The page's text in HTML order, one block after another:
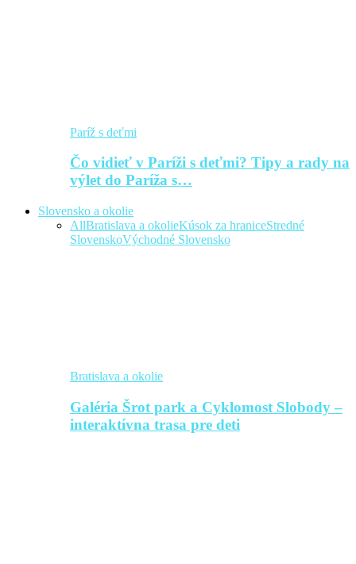
Paríž s deťmi
Čo vidieť v Paríži s deťmi? Tipy a rady na
výlet do Paríža s…
Slovensko a okolie
AllBratislava a okolieKúsok za hraniceStredné
SlovenskoVýchodné Slovensko
Bratislava a okolie
Galéria Šrot park a Cyklomost Slobody –
interaktívna trasa pre deti